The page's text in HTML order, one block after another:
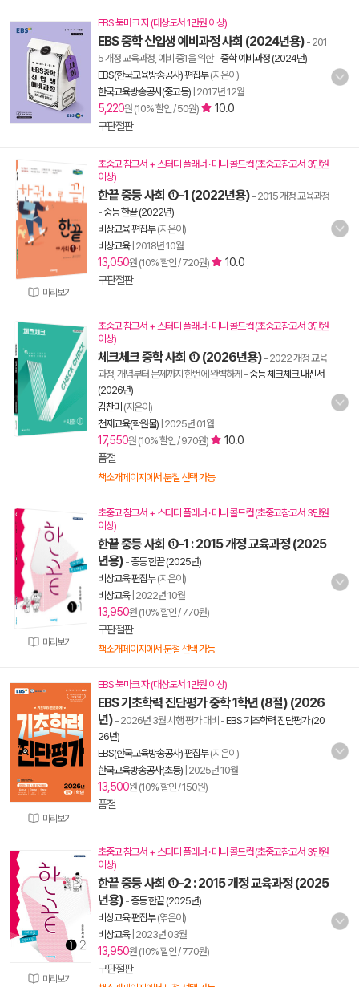
EBS 북마크 자 (대상도서 1만원 이상)
EBS 중학 신입생 예비과정 사회 (2024년용) - 201
5 개정 교육과정, 예비 중1을 위한-중학 예비과정 (2024년)
EBS(한국교육방송공사) 편집부(지은이)
한국교육방송공사(중고등) 2017년 12월
5,220원 (10% 할인 / 50원)
10.0
구판절판
미리보기
초중고 참고서 + 스터디 플래너 · 미니 콜드컵 (초중고참고서 3만원
이상)
한끝 중등 사회 ①-1 (2022년용) - 2015 개정 교육과정
-중등 한끝 (2022년)
비상교육 편집부(지은이)
비상교육| 2018년 10월
13,050원 (10% 할인 / 720원)
10.0
구판절판
초중고 참고서 + 스터디 플래너 · 미니 콜드컵 (초중고참고서 3만원
이상)
체크체크 중학 사회 ① (2026년용) - 2022 개정 교육
과정, 개념부터 문제까지 한번에 완벽하게 -중등 체크체크 내신서
(2026년)
김찬미 (지은이)
천재교육(학원물) 2025년 01월
17,550원 (10% 할인 / 970원)
10.0
품절
책소개페이지에서 분철 선택 가능
미리보기
초중고 참고서 + 스터디 플래너 · 미니 콜드컵 (초중고참고서 3만원
이상)
한끝 중등 사회 ①-1 : 2015 개정 교육과정 (2025
년용) -중등 한끝 (2025년)
비상교육 편집부(지은이)
비상교육| 2022년 10월
13,950원 (10% 할인 / 770원)
구판절판
책소개페이지에서 분철 선택 가능
미리보기
EBS 북마크 자 (대상도서 1만원 이상)
EBS 기초학력 진단평가 중학 1학년 (8절) (2026
년) - 2026년 3월 시행 평가 대비 -EBS 기초학력 진단평가 (20
26년)
EBS(한국교육방송공사) 편집부(지은이)
한국교육방송공사(초등) 2025년 10월
13,500원 (10% 할인 / 150원)
품절
미리보기
초중고 참고서 + 스터디 플래너 · 미니 콜드컵 (초중고참고서 3만원
이상)
한끝 중등 사회 ①-2 : 2015 개정 교육과정 (2025
년용) -중등 한끝 (2025년)
비상교육 편집부(엮은이)
비상교육| 2023년 03월
13,950원 (10% 할인 / 770원)
구판절판